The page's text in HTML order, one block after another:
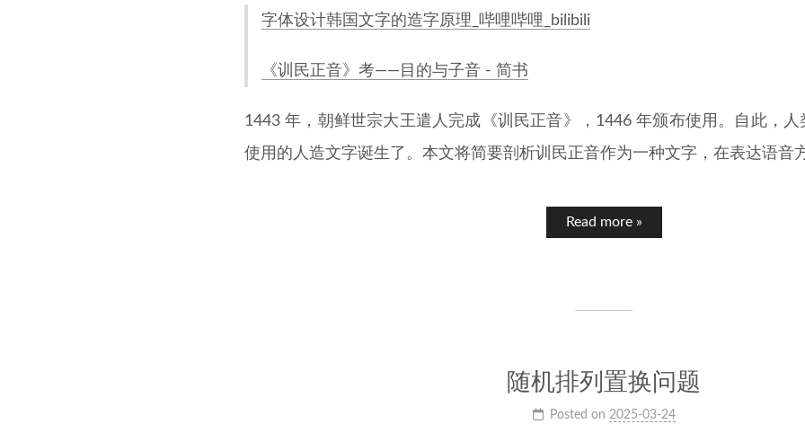
字体设计韩国文字的造字原理_哔哩哔哩_bilibili
《训民正音》考——目的与子音 - 简书
1443 年，朝鲜世宗大王遣人完成《训民正音》，1446 年颁布使用。自此，
使用的人造文字诞生了。本文将简要剖析训民正音作为一种文字，在表达语音
Read more »
随机排列置换问题
Posted on 2025-03-24